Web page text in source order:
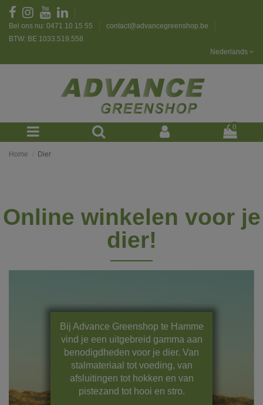
Bel ons nu: 0471 10 15 55
contact@advancegreenshop.be
BTW: BE 1033.519.558
Nederlands
0
Home Dier
Online winkelen voor je
dier!
Bij Advance Greenshop te Hamme
vind je een uitgebreid gamma aan
benodigdheden voor je dier. Van
stalmateriaal tot voeding, van
afsluitingen tot hokken en van
pistezand tot hooi en stro.